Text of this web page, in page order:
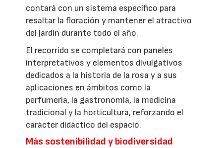
contará con un sistema específico para
resaltar la floración y mantener el atractivo
del jardín durante todo el año.
El recorrido se completará con paneles
interpretativos y elementos divulgativos
dedicados a la historia de la rosa y a sus
aplicaciones en ámbitos como la
perfumería, la gastronomía, la medicina
tradicional y la horticultura, reforzando el
carácter didáctico del espacio.
Más sostenibilidad y biodiversidad